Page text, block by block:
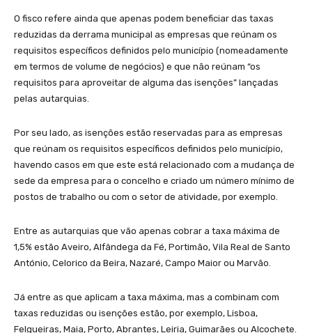
O fisco refere ainda que apenas podem beneficiar das taxas
reduzidas da derrama municipal as empresas que reúnam os
requisitos específicos definidos pelo município (nomeadamente
em termos de volume de negócios) e que não reúnam “os
requisitos para aproveitar de alguma das isenções” lançadas
pelas autarquias.
Por seu lado, as isenções estão reservadas para as empresas
que reúnam os requisitos específicos definidos pelo município,
havendo casos em que este está relacionado com a mudança de
sede da empresa para o concelho e criado um número mínimo de
postos de trabalho ou com o setor de atividade, por exemplo.
Entre as autarquias que vão apenas cobrar a taxa máxima de
1,5% estão Aveiro, Alfândega da Fé, Portimão, Vila Real de Santo
António, Celorico da Beira, Nazaré, Campo Maior ou Marvão.
Já entre as que aplicam a taxa máxima, mas a combinam com
taxas reduzidas ou isenções estão, por exemplo, Lisboa,
Felgueiras, Maia, Porto, Abrantes, Leiria, Guimarães ou Alcochete.